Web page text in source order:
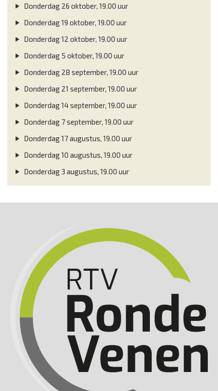
Donderdag 26 oktober, 19.00 uur
Donderdag 19 oktober, 19.00 uur
Donderdag 12 oktober, 19.00 uur
Donderdag 5 oktober, 19.00 uur
Donderdag 28 september, 19.00 uur
Donderdag 21 september, 19.00 uur
Donderdag 14 september, 19.00 uur
Donderdag 7 september, 19.00 uur
Donderdag 17 augustus, 19.00 uur
Donderdag 10 augustus, 19.00 uur
Donderdag 3 augustus, 19.00 uur